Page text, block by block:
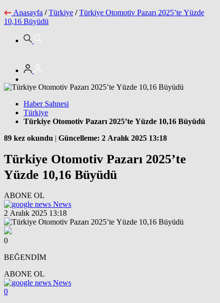
Anasayfa / Türkiye / Türkiye Otomotiv Pazarı 2025’te Yüzde
10,16 Büyüdü
Haber Sahnesi
Türkiye
Türkiye Otomotiv Pazarı 2025’te Yüzde 10,16 Büyüdü
89 kez okundu | Güncelleme: 2 Aralık 2025 13:18
Türkiye Otomotiv Pazarı 2025’te
Yüzde 10,16 Büyüdü
ABONE OL
News
2 Aralık 2025 13:18
0
BEĞENDİM
ABONE OL
News
0